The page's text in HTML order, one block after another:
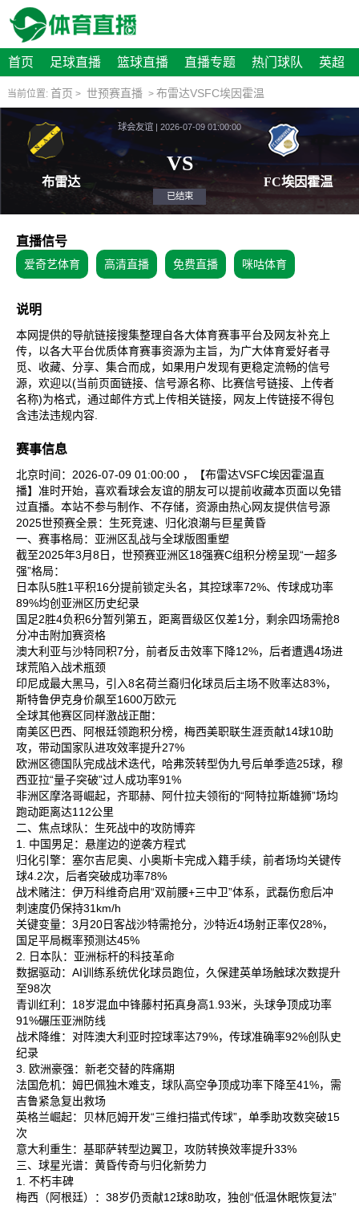
首页 足球直播 篮球直播 直播专题 热门球队 英超
当前位置: 首页 > 世预赛直播 > 布雷达VSFC埃因霍温
球会友谊 | 2026-07-09 01:00:00
VS
直播信号
爱奇艺体育 高清直播 免费直播 咪咕体育
说明
本网提供的导航链接搜集整理自各大体育赛事平台及网友补充上
传，以各大平台优质体育赛事资源为主旨，为广大体育爱好者寻
觅、收藏、分享、集合而成，如果用户发现有更稳定流畅的信号
源，欢迎以(当前页面链接、信号源名称、比赛信号链接、上传者
名称)为格式，通过邮件方式上传相关链接，网友上传链接不得包
含违法违规内容.
赛事信息
北京时间：2026-07-09 01:00:00 ，【布雷达VSFC埃因霍温直
播】准时开始，喜欢看球会友谊的朋友可以提前收藏本页面以免错
过直播。本站不参与制作、不存储，资源由热心网友提供信号源
2025世预赛全景：生死竞速、归化浪潮与巨星黄昏
一、赛事格局：亚洲区乱战与全球版图重塑
截至2025年3月8日，世预赛亚洲区18强赛C组积分榜呈现“一超多
强”格局：
日本队‌5胜1平积16分提前锁定头名，其控球率72%、传球成功率
89%均创亚洲区历史纪录‌
国足‌2胜4负积6分暂列第五，距离晋级区仅差1分，剩余四场需抢8
分冲击附加赛资格‌
澳大利亚‌与‌沙特‌同积7分，前者反击效率下降12%，后者遭遇4场进
球荒陷入战术瓶颈‌
印尼‌成最大黑马，引入8名荷兰裔归化球员后主场不败率达83%，
斯特鲁伊克身价飙至1600万欧元‌
全球其他赛区同样激战正酣：
南美区‌巴西、阿根廷领跑积分榜，梅西美职联生涯贡献14球10助
攻，带动国家队进攻效率提升27%‌
欧洲区‌德国队完成战术迭代，哈弗茨转型伪九号后单季造25球，穆
西亚拉“量子突破”过人成功率91%‌
非洲区‌摩洛哥崛起，齐耶赫、阿什拉夫领衔的“阿特拉斯雄狮”场均
跑动距离达112公里‌
二、焦点球队：生死战中的攻防博弈
1. 中国男足：悬崖边的逆袭方程式
归化引擎‌：塞尔吉尼奥、小奥斯卡完成入籍手续，前者场均关键传
球4.2次，后者突破成功率78%‌
战术赌注‌：伊万科维奇启用“双前腰+三中卫”体系，武磊伤愈后冲
刺速度仍保持31km/h‌
关键变量‌：3月20日客战沙特需抢分，沙特近4场射正率仅28%，
国足平局概率预测达45%‌
2. 日本队：亚洲标杆的科技革命
数据驱动‌：AI训练系统优化球员跑位，久保建英单场触球次数提升
至98次‌
青训红利‌：18岁混血中锋藤村拓真身高1.93米，头球争顶成功率
91%碾压亚洲防线‌
战术降维‌：对阵澳大利亚时控球率达79%，传球准确率92%创队史
纪录‌
3. 欧洲豪强：新老交替的阵痛期
法国危机‌：姆巴佩独木难支，球队高空争顶成功率下降至41%，需
吉鲁紧急复出救场‌
英格兰崛起‌：贝林厄姆开发“三维扫描式传球”，单季助攻数突破15
次‌
意大利重生‌：基耶萨转型边翼卫，攻防转换效率提升33%‌
三、球星光谱：黄昏传奇与归化新势力
1. 不朽丰碑
梅西‌（阿根廷）：38岁仍贡献12球8助攻，独创“低温休眠恢复法”